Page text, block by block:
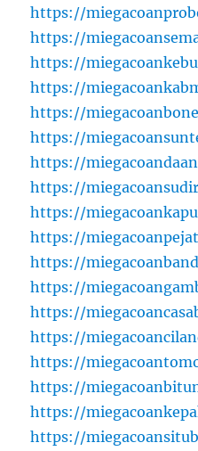
https://
https://
https://
https://
https://
https://
https://
https://
https://
https://
https://
https://
https://
https://
https://
https://
https://
https://